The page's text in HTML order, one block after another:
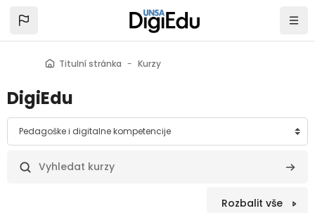
Titulní stránka Kurzy
DigiEdu
kurzů
Vyhledat kurzy
Rozbalit vše